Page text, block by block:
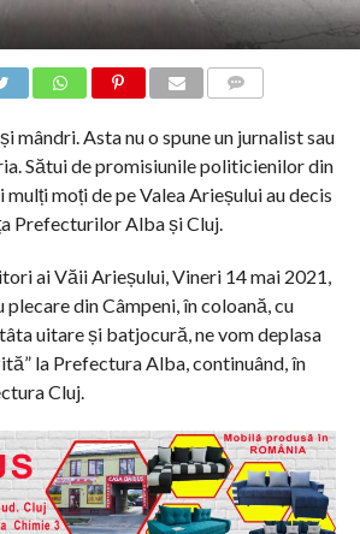
mândri. Asta nu o spune un jurnalist sau
Sătui de promisiunile politicienilor din
moți de pe Valea Arieșului au decis
Prefecturilor Alba și Cluj.
ai Văii Arieșului, Vineri 14 mai 2021,
plecare din Câmpeni, în coloană, cu
uitare și batjocură, ne vom deplasa
la Prefectura Alba, continuând, în
Cluj.